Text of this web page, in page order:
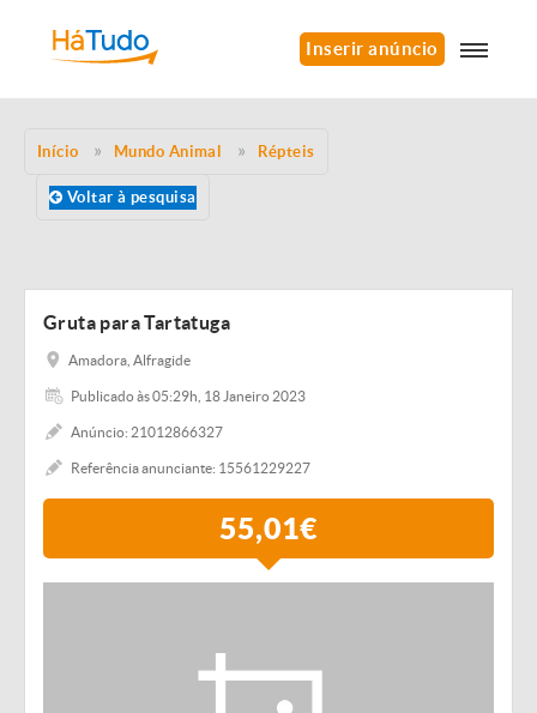
Inserir anúncio
Início Mundo Animal Répteis
Voltar à pesquisa
Gruta para Tartatuga
Amadora, Alfragide
Publicado às 05:29h, 18 Janeiro 2023
Anúncio: 21012866327
Referência anunciante: 15561229227
55,01€